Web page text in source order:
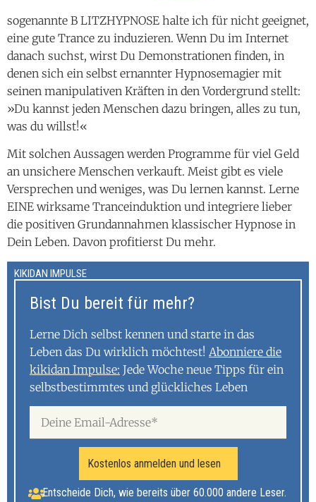
sogenannte B LITZHYPNOSE halte ich für nicht geeignet,
eine gute Trance zu induzieren. Wenn Du im Internet
danach suchst, wirst Du Demonstrationen finden, in
denen sich ein selbst ernannter Hypnosemagier mit
seinen manipulativen Kräften in den Vordergrund stellt:
»Du kannst jeden Menschen dazu bringen, alles zu tun,
was du willst!«
Mit solchen Aussagen werden Programme für viel Geld
an unsichere Menschen verkauft. Meist gibt es viele
Versprechen und weniges, was Du lernen kannst. Lerne
EINE wirksame Tranceinduktion und integriere lieber
die positiven Grundannahmen klassischer Hypnose in
Dein Leben. Davon profitierst Du mehr.
KIKIDAN IMPULSE
Bist Du bereit für mehr?
Lerne Dich selbst kennen und starte in das
Leben das Du wirklich möchtest! Abonniere die
kikidan Impulse: Jede Woche neue Tipps für ein
selbstbestimmtes und glückliches Leben
Kostenlos anmelden und lesen
Entscheide Dich, wie bereits über 60.000 andere Leser.